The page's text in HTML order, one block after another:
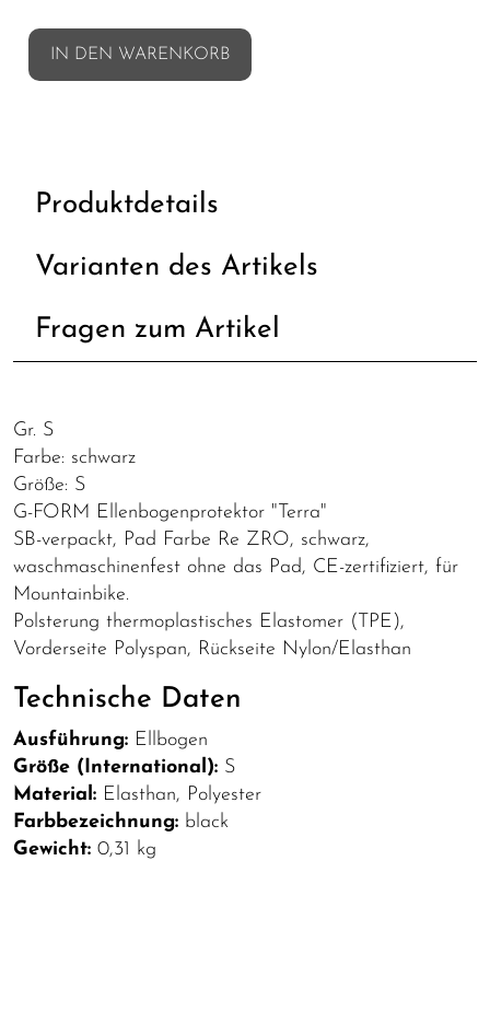
IN DEN WARENKORB
Produktdetails
Varianten des Artikels
Fragen zum Artikel
Gr. S
Farbe: schwarz
Größe: S
G-FORM Ellenbogenprotektor "Terra"
SB-verpackt, Pad Farbe Re ZRO, schwarz,
waschmaschinenfest ohne das Pad, CE-zertifiziert, für
Mountainbike.
Polsterung thermoplastisches Elastomer (TPE),
Vorderseite Polyspan, Rückseite Nylon/Elasthan
Technische Daten
Ausführung: Ellbogen
Größe (International): S
Material: Elasthan, Polyester
Farbbezeichnung: black
Gewicht: 0,31 kg